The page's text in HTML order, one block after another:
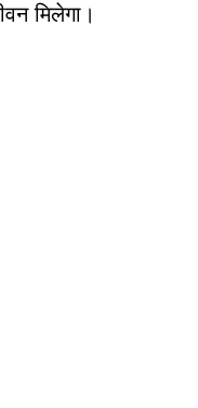
मिलेगा।